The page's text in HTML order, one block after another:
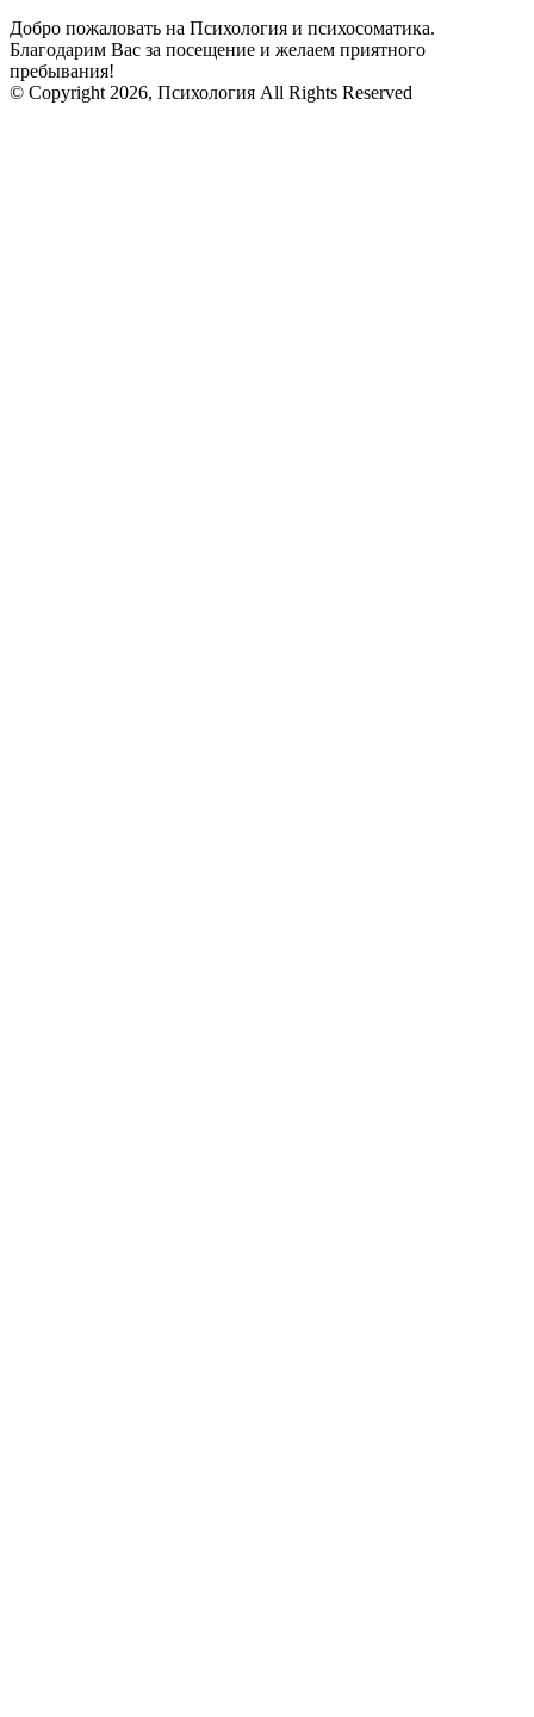
Добро пожаловать на Психология и психосоматика.
Благодарим Вас за посещение и желаем приятного
пребывания!
© Copyright 2026, Психология All Rights Reserved